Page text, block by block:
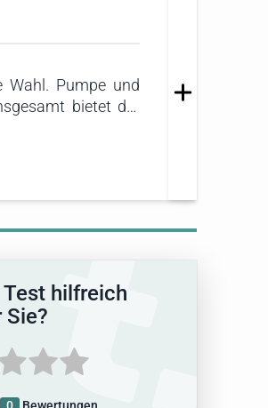
Wahl. Pumpe und
bietet der
hilfreich
Sie?